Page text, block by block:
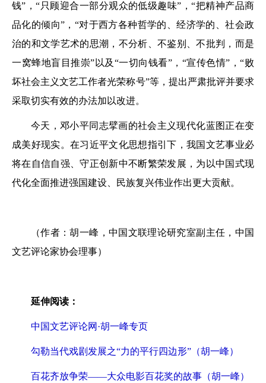
钱”，“只顾迎合一部分观众的低级趣味”，“把精神产品商
品化的倾向”，“对于西方各种哲学的、经济学的、社会政
治的和文学艺术的思潮，不分析、不鉴别、不批判，而是
一窝蜂地盲目推崇”以及“一切向钱看”，“宣传色情”，“败
坏社会主义文艺工作者光荣称号”等，提出严肃批评并要求
采取切实有效的办法加以改进。
今天，邓小平同志擘画的社会主义现代化蓝图正在变
成美好现实。在习近平文化思想指引下，我国文艺事业必
将在自信自强、守正创新中不断繁荣发展，为以中国式现
代化全面推进强国建设、民族复兴伟业作出更大贡献。
（作者：胡一峰，中国文联理论研究室副主任，中国
文艺评论家协会理事）
延伸阅读：
中国文艺评论网·胡一峰专页
勾勒当代戏剧发展之“力的平行四边形”（胡一峰）
百花齐放争荣——大众电影百花奖的故事（胡一峰）